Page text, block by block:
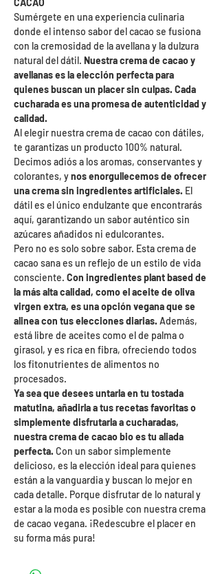
CACAO
Sumérgete en una experiencia culinaria
donde el intenso sabor del cacao se fusiona
con la cremosidad de la avellana y la dulzura
natural del dátil. Nuestra crema de cacao y
avellanas es la elección perfecta para
quienes buscan un placer sin culpas. Cada
cucharada es una promesa de autenticidad y
calidad.
Al elegir nuestra crema de cacao con dátiles,
te garantizas un producto 100% natural.
Decimos adiós a los aromas, conservantes y
colorantes, ynos enorgullecemos de ofrecer
una crema sin ingredientes artificiales. El
dátil es el único endulzante que encontrarás
aquí, garantizando un sabor auténtico sin
azúcares añadidos ni edulcorantes.
Pero no es solo sobre sabor. Esta crema de
cacao sana es un reflejo de un estilo de vida
consciente. Con ingredientes plant based de
la más alta calidad, como el aceite de oliva
virgen extra, es una opción vegana que se
alinea con tus elecciones diarias. Además,
está libre de aceites como el de palma o
girasol, y es rica en fibra, ofreciendo todos
los fitonutrientes de alimentos no
procesados.
Ya sea que desees untarla en tu tostada
matutina, añadirla a tus recetas favoritas o
simplemente disfrutarla a cucharadas,
nuestra crema de cacao bio es tu aliada
perfecta. Con un sabor simplemente
delicioso, es la elección ideal para quienes
están a la vanguardia y buscan lo mejor en
cada detalle. Porque disfrutar de lo natural y
estar a la moda es posible con nuestra crema
de cacao vegana. ¡Redescubre el placer en
su forma más pura!